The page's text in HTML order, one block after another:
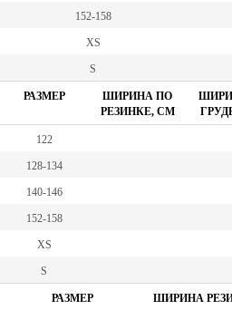
152-158
XS
S
РАЗМЕР
ШИРИНА ПО
РЕЗИНКЕ, СМ
122
128-134
140-146
152-158
XS
S
РАЗМЕР ШИРИНА